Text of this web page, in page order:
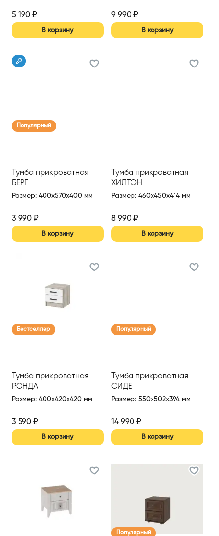
5 190 ₽
В корзину
9 990₽
В корзину
Популярный
Тумба прикроватная
БЕРГ
Размер: 400x570x400 мм
3 990 ₽
В корзину
Тумба прикроватная
ХИЛТОН
Размер: 460x450x414 мм
8 990₽
В корзину
Бестселлер
Тумба прикроватная
РОНДА
Размер: 400x420x420 мм
3 590 ₽
В корзину
Популярный
Тумба прикроватная
СИДЕ
Размер: 550x502x394 мм
14 990₽
В корзину
Популярный